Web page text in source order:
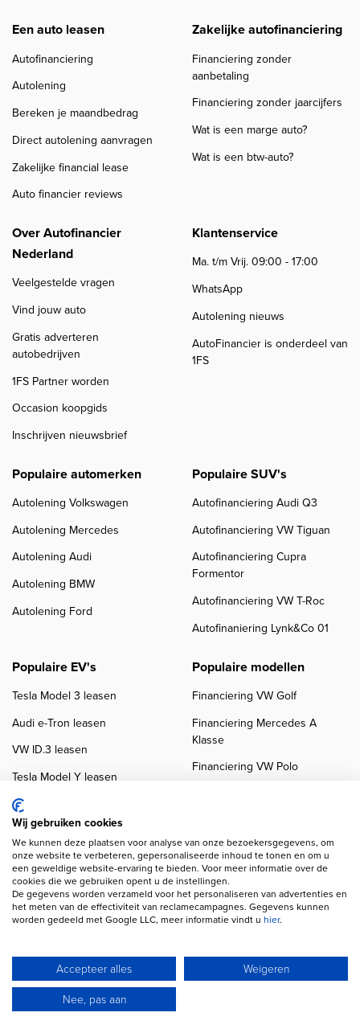
Een auto leasen
Autofinanciering
Autolening
Bereken je maandbedrag
Direct autolening aanvragen
Zakelijke financial lease
Auto financier reviews
Zakelijke autofinanciering
Financiering zonder
aanbetaling
Financiering zonder jaarcijfers
Wat is een marge auto?
Wat is een btw-auto?
Over Autofinancier
Nederland
Veelgestelde vragen
Vind jouw auto
Gratis adverteren
autobedrijven
1FS Partner worden
Occasion koopgids
Inschrijven nieuwsbrief
Klantenservice
Ma. t/m Vrij. 09:00 - 17:00
WhatsApp
Autolening nieuws
AutoFinancier is onderdeel van
1FS
Populaire automerken
Autolening Volkswagen
Autolening Mercedes
Autolening Audi
Autolening BMW
Autolening Ford
Populaire SUV's
Autofinanciering Audi Q3
Autofinanciering VW Tiguan
Autofinanciering Cupra
Formentor
Autofinanciering VW T-Roc
Autofinaniering Lynk&Co 01
Populaire EV's
Tesla Model 3 leasen
Audi e-Tron leasen
VW ID.3 leasen
Tesla Model Y leasen
VW ID.4 leasen
Populaire modellen
Financiering VW Golf
Financiering Mercedes A
Klasse
Financiering VW Polo
Copyright navigation
Klanten beoordelingen
Autobedrijven
Wij gebruiken AI voor afbeeldingen en teksten
© 2026 Autofinancier
Powered by 1FS.nl
Wij gebruiken cookies
We kunnen deze plaatsen voor analyse van onze bezoekersgegevens, om
onze website te verbeteren, gepersonaliseerde inhoud te tonen en om u
een geweldige website-ervaring te bieden. Voor meer informatie over de
cookies die we gebruiken opent u de instellingen.
De gegevens worden verzameld voor het personaliseren van advertenties en
het meten van de effectiviteit van reclamecampagnes. Gegevens kunnen
worden gedeeld met Google LLC, meer informatie vindt u hier.
Accepteer alles
Weigeren
Nee, pas aan